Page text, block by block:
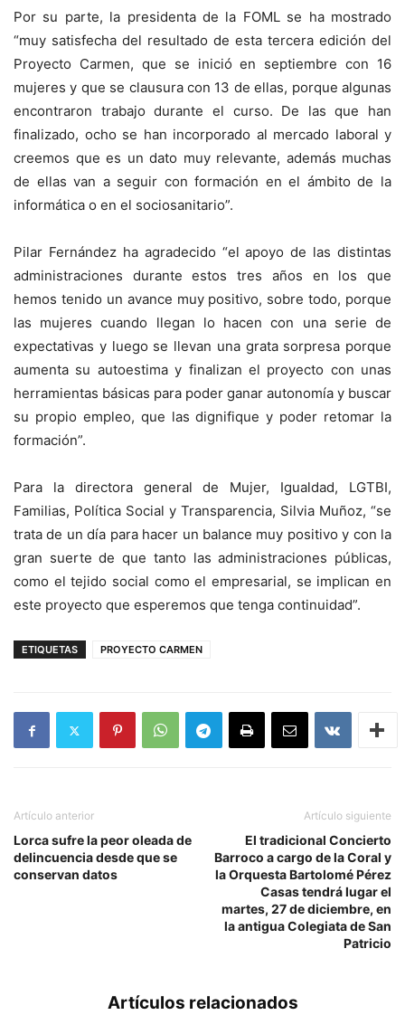
Por su parte, la presidenta de la FOML se ha mostrado
“muy satisfecha del resultado de esta tercera edición del
Proyecto Carmen, que se inició en septiembre con 16
mujeres y que se clausura con 13 de ellas, porque algunas
encontraron trabajo durante el curso. De las que han
finalizado, ocho se han incorporado al mercado laboral y
creemos que es un dato muy relevante, además muchas
de ellas van a seguir con formación en el ámbito de la
informática o en el sociosanitario”.
Pilar Fernández ha agradecido “el apoyo de las distintas
administraciones durante estos tres años en los que
hemos tenido un avance muy positivo, sobre todo, porque
las mujeres cuando llegan lo hacen con una serie de
expectativas y luego se llevan una grata sorpresa porque
aumenta su autoestima y finalizan el proyecto con unas
herramientas básicas para poder ganar autonomía y buscar
su propio empleo, que las dignifique y poder retomar la
formación”.
Para la directora general de Mujer, Igualdad, LGTBI,
Familias, Política Social y Transparencia, Silvia Muñoz, “se
trata de un día para hacer un balance muy positivo y con la
gran suerte de que tanto las administraciones públicas,
como el tejido social como el empresarial, se implican en
este proyecto que esperemos que tenga continuidad”.
ETIQUETAS PROYECTO CARMEN
Artículo anterior
Lorca sufre la peor oleada de
delincuencia desde que se
conservan datos
Artículo siguiente
El tradicional Concierto
Barroco a cargo de la Coral y
la Orquesta Bartolomé Pérez
Casas tendrá lugar el
martes, 27 de diciembre, en
la antigua Colegiata de San
Patricio
Artículos relacionados